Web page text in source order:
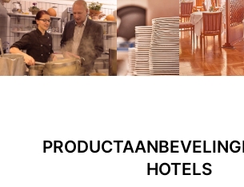
HOTELS